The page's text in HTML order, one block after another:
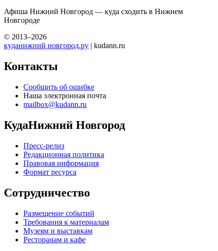
Афиша Нижний Новгород — куда сходить в Нижнем
Новгороде
© 2013–2026
куданижний новгород.ру | kudann.ru
Контакты
Сообщить об ошибке
Наша электронная почта
mailbox@kudann.ru
КудаНижний Новгород
Пресс-релиз
Редакционная политика
Правовая информация
Формат ресурса
Сотрудничество
Размещение событий
Требования к материалам
Музеям и выставкам
Ресторанам и кафе